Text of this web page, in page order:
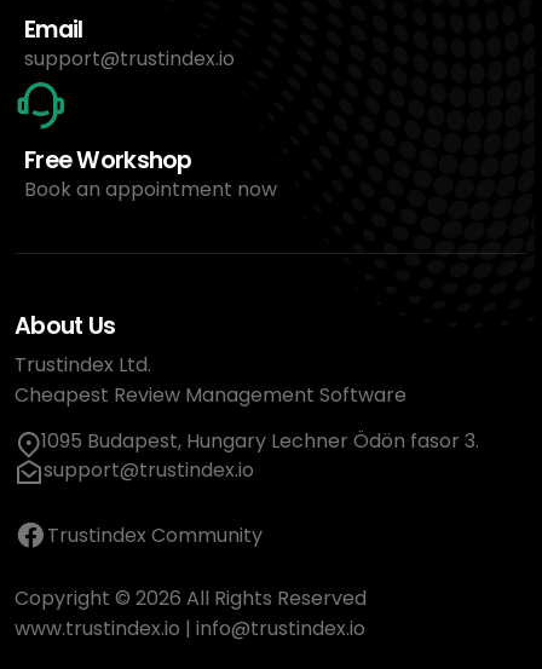
Email
support@trustindex.io
Free Workshop
Book an appointment now
About Us
Trustindex Ltd.
Cheapest Review Management Software
1095 Budapest, Hungary Lechner Ödön fasor 3.
support@trustindex.io
Trustindex Community
Copyright © 2026 All Rights Reserved
www.trustindex.io | info@trustindex.io